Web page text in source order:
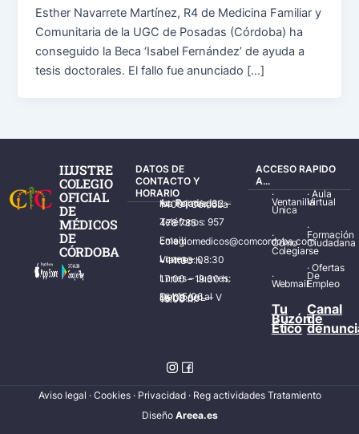
Esther Navarrete Martínez, R4 de Medicina Familiar y
Comunitaria de la UGC de Posadas (Córdoba) ha
conseguido la Beca ‘Isabel Fernández’ de ayuda a
tesis doctorales. El fallo fue anunciado […]
ILUSTRE
COLEGIO
OFICIAL
DE
MÉDICOS
DE
CÓRDOBA
DATOS DE
CONTACTO Y
HORARIO
Av. Ronda de los Tejares, 32 – 14001 Córdoba
Teléfonos: 957 478 785
Email: colegiomedicos@comcordoba.com
Lunes – Viernes: 08:30 – 14:30 h.
Lunes – Jueves: 17:00 – 19:30 h.
Del 15/06 al 15/09 de L – V de 08:00 – 15:00 h.
ACCESO RAPIDO
A...
·
Ventanilla
Única
·
Cómo
Colegiarse
·
Webmail
·Aula
Virtual
·
Formación
Ciudadana
·Ofertas
De
Empleo
Tu
Buzón
Ético
Canal
de
Aviso legal · Cookies· Privacidad · Reg actividades Tratamiento
Diseño Areea.es